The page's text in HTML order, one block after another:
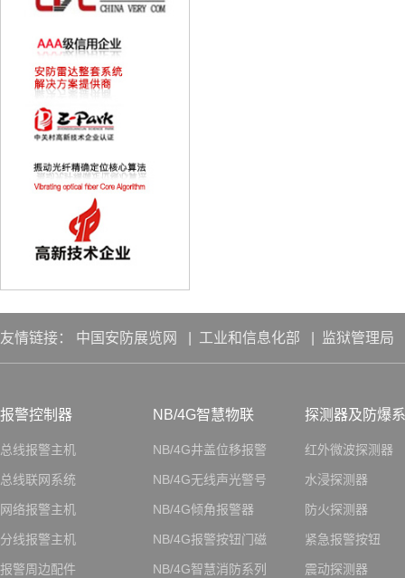
友情链接： 中国安防展览网 工业和信息化部 监狱管理局
报警控制器
总线报警主机
总线联网系统
网络报警主机
分线报警主机
报警周边配件
NB/4G智慧物联
NB/4G井盖位移报警
NB/4G无线声光警号
NB/4G倾角报警器
NB/4G报警按钮门磁
NB/4G智慧消防系列
探测器及防爆
红外微波探测器
水浸探测器
防火探测器
紧急报警按钮
震动探测器